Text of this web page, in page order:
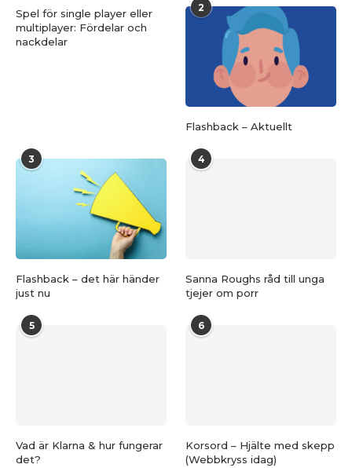
Spel för single player eller
multiplayer: Fördelar och
nackdelar
2
Flashback – Aktuellt
3
Flashback – det här händer
just nu
4
Sanna Roughs råd till unga
tjejer om porr
5
Vad är Klarna & hur fungerar
det?
6
Korsord – Hjälte med skepp
(Webbkryss idag)